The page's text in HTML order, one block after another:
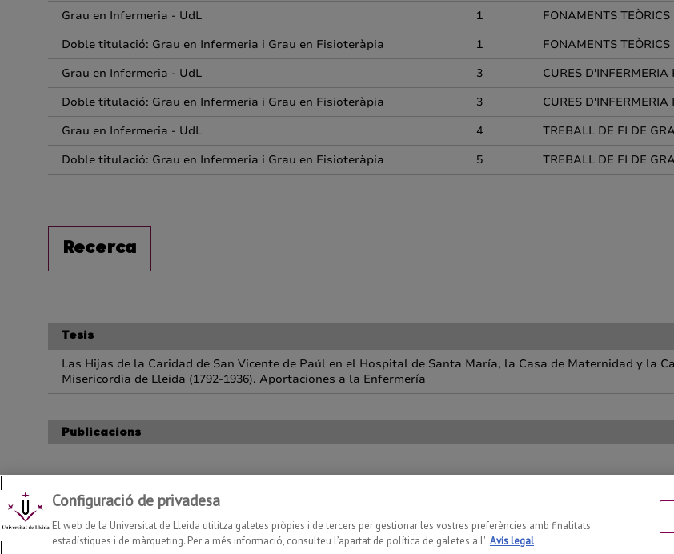
Departament d'Infermeria i Fisioteràpia2026 © | Telf: +34 973 702446
Configuració de privadesa
El web de la Universitat de Lleida utilitza galetes pròpies i de tercers per gestionar les vostres preferències amb finalitats
estadístiques i de màrqueting. Per a més informació, consulteu l’apartat de política de galetes a l' Avís legal